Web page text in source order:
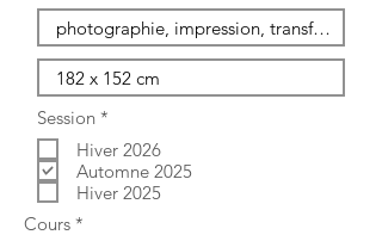
Session *
l
i
g
a
Hiver 2026
Automne 2025
Hiver 2025
Cours *